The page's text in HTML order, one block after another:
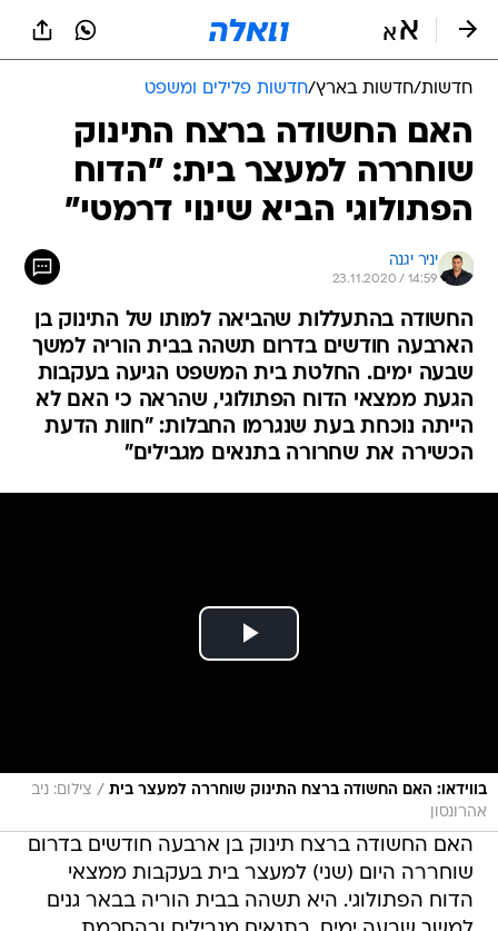
חדשות/חדשות בארץ/חדשות פלילים ומשפט
האם החשודה ברצח התינוק
שוחררה למעצר בית: "הדוח
הפתולוגי הביא שינוי דרמטי"
יניר יגנה
23.11.2020 / 14:59
החשודה בהתעללות שהביאה למותו של התינוק בן
הארבעה חודשים בדרום תשהה בבית הוריה למשך
שבעה ימים. החלטת בית המשפט הגיעה בעקבות
הגעת ממצאי הדוח הפתולוגי, שהראה כי האם לא
הייתה נוכחת בעת שנגרמו החבלות: "חוות הדעת
הכשירה את שחרורה בתנאים מגבילים"
בווידאו: האם החשודה ברצח התינוק שוחררה למעצר בית / צילום: ניב
אהרונסון
האם החשודה ברצח תינוק בן ארבעה חודשים בדרום
שוחררה היום (שני) למעצר בית בעקבות ממצאי
הדוח הפתולוגי. היא תשהה בבית הוריה בבאר גנים